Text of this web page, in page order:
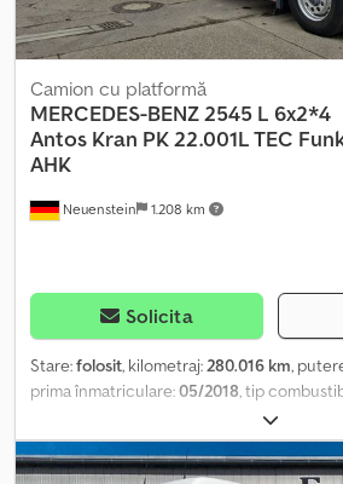
Neuenstein 1.208 km
Camion cu platformă
MERCEDES-BENZ2545 L 6x2*4
Antos Kran PK 22.001L TEC
AHK
Solicita
Stare:folosit, kilometraj: 280.016 km,
prima înmatriculare:05/2018 , tip
, configurație ax:3 axe
(TÜV):08/2026, culoare:gri, tip de
emisii:Euro 6, volumul spațiului de